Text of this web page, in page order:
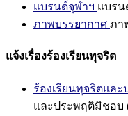
แบรนด์จุฬาฯ แบรน
ภาพบรรยากาศ ภา
แจ้งเรื่องร้องเรียนทุจริต
ร้องเรียนทุจริตแล
และประพฤติมิชอบ